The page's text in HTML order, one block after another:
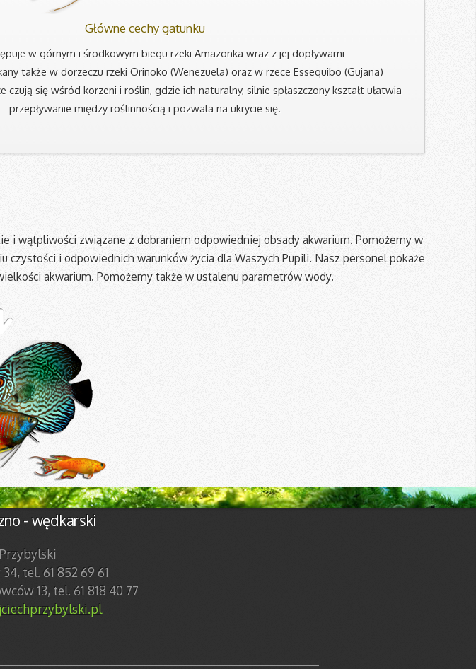
Główne cechy gatunku
w górnym i środkowym biegu rzeki Amazonka wraz z jej dopływami
także w dorzeczu rzeki Orinoko (Wenezuela) oraz w rzece Essequibo (Gujana)
czują się wśród korzeni i roślin, gdzie ich naturalny, silnie spłaszczony kształt ułatwia
przepływanie między roślinnością i pozwala na ukrycie się.
wątpliwości związane z dobraniem odpowiedniej obsady akwarium. Pomożemy w
i odpowiednich warunków życia dla Waszych Pupili. Nasz personel pokaże
akwarium. Pomożemy także w ustalenu parametrów wody.
- wędkarski
tel. 61 852 69 61
13, tel. 61 818 40 77